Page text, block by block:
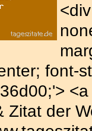
font-
Zitat der